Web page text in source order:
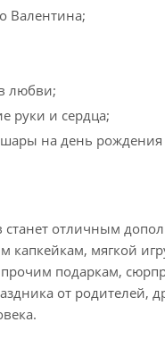
Валентина;
любви;
руки и сердца;
на день рождения
станет отличным
капкейкам, мягкой
подаркам,
от родителей,